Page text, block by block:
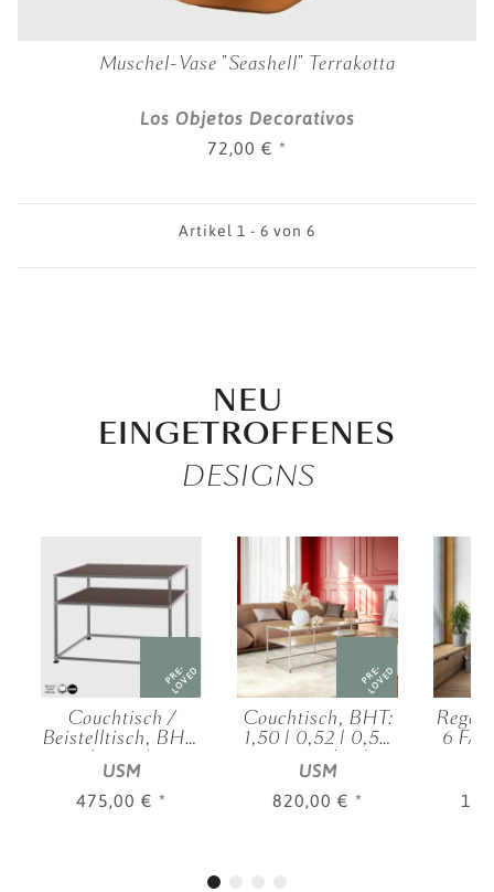
Muschel-Vase "Seashell" Terrakotta
Los Objetos Decorativos
72,00 € *
Artikel 1 - 6 von 6
NEU
EINGETROFFENES
DESIGNS
PRE-
LOVED
Couchtisch /
Beistelltisch, BHT:
0,75 | 0,52 | 0,50
m, verschied.
Farben
USM
475,00 € *
PRE-
LOVED
Couchtisch, BHT:
1,50 | 0,52 | 0,50
m, verschied.
Farben
USM
820,00 € *
Regal
6 FA,